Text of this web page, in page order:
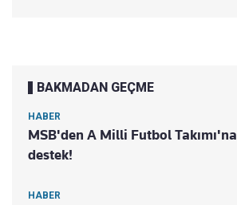
BAKMADAN GEÇME
HABER
MSB'den A Milli Futbol Takımı'na
destek!
HABER